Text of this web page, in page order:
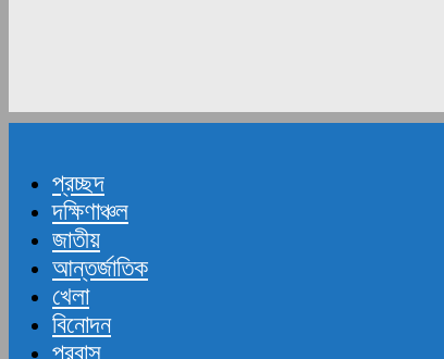
প্রচ্ছদ
দক্ষিণাঞ্চল
জাতীয়
আন্তর্জাতিক
খেলা
বিনোদন
প্রবাস